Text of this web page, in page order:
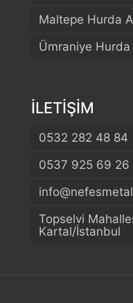
Maltepe Hurda
Ümraniye Hurda
İLETİŞİM
0532 282 48 84
0537 925 69 26
Topselvi
Kartal/İstanbul